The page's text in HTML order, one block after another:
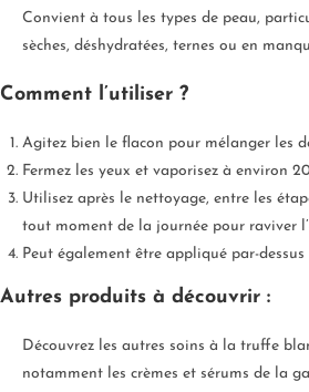
Convient à tous les types de peau,
sèches, déshydratées, ternes ou en
Comment l’utiliser ?
Agitez bien le flacon pour mélanger les
Fermez les yeux et vaporisez à environ
Utilisez après le nettoyage, entre les
tout moment de la journée pour raviver
Peut également être appliqué par-
Autres produits à découvrir :
Découvrez les autres soins à la truffe
notamment les crèmes et sérums de la